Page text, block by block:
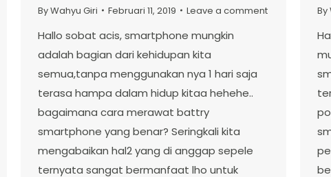
ByWahyu Giri Februari 11, 2019 Leave a comment
Hallo sobat acis, smartphone mungkin
adalah bagian dari kehidupan kita
semua,tanpa menggunakan nya 1 hari saja
terasa hampa dalam hidup kitaa hehehe..
bagaimana cara merawat battry
smartphone yang benar? Seringkali kita
mengabaikan hal2 yang di anggap sepele
ternyata sangat bermanfaat lho untuk
By